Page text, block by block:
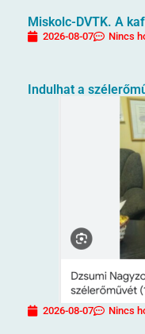
Miskolc-DVTK. A
2026-08-07 Nincs
Indulhat a
2026-08-07 Nincs